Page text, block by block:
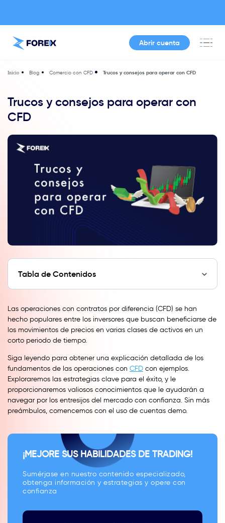
Abrir cuenta
Inicio Blog Comercio con CFD Trucos y consejos para operar con CFD
Trucos y consejos para operar con
CFD
Tabla de Contenidos
Las operaciones con contratos por diferencia (CFD) se han
hecho populares entre los inversores que buscan beneficiarse de
los movimientos de precios en varias clases de activos en un
corto periodo de tiempo.
Siga leyendo para obtener una explicación detallada de los
fundamentos de las operaciones con CFD con ejemplos.
Exploraremos las estrategias clave para el éxito, y le
proporcionaremos valiosos conocimientos que le ayudarán a
navegar por los entresijos del mercado con confianza. Sin más
preámbulos, comencemos con el uso de cuentas demo.
¡MEJORE SUS HABILIDADES DE TRADING!
Sumérjase en nuestro contenido especializado,
obtenga información y estrategias y opere con
confianza